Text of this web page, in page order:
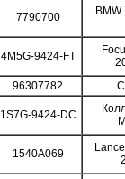
7790700
4M5G-9424-FT
96307782
1S7G-9424-DC
1540A069